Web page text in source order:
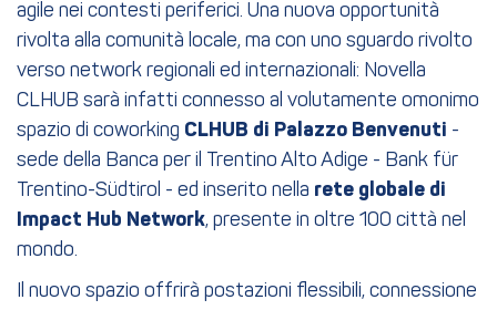
agile nei contesti periferici. Una nuova opportunità
rivolta alla comunità locale, ma con uno sguardo rivolto
verso network regionali ed internazionali: Novella
CLHUB sarà infatti connesso al volutamente omonimo
spazio di coworking CLHUB di Palazzo Benvenuti -
sede della Banca per il Trentino Alto Adige - Bank für
Trentino-Südtirol - ed inserito nella rete globale di
Impact Hub Network, presente in oltre 100 città nel
mondo.
Il nuovo spazio offrirà postazioni flessibili, connessione